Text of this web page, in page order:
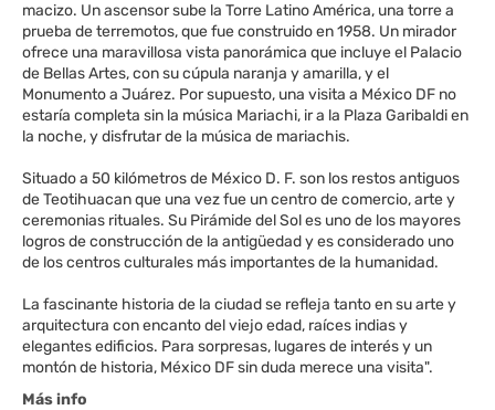
macizo. Un ascensor sube la Torre Latino América, una torre a
prueba de terremotos, que fue construido en 1958. Un mirador
ofrece una maravillosa vista panorámica que incluye el Palacio
de Bellas Artes, con su cúpula naranja y amarilla, y el
Monumento a Juárez. Por supuesto, una visita a México DF no
estaría completa sin la música Mariachi, ir a la Plaza Garibaldi en
la noche, y disfrutar de la música de mariachis.
Situado a 50 kilómetros de México D. F. son los restos antiguos
de Teotihuacan que una vez fue un centro de comercio, arte y
ceremonias rituales. Su Pirámide del Sol es uno de los mayores
logros de construcción de la antigüedad y es considerado uno
de los centros culturales más importantes de la humanidad.
La fascinante historia de la ciudad se refleja tanto en su arte y
arquitectura con encanto del viejo edad, raíces indias y
elegantes edificios. Para sorpresas, lugares de interés y un
Más info